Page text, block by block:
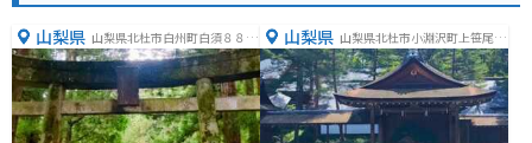
山梨県 山梨県北杜市白州町白須８８８
４−１
山梨県 山梨県北杜市小淵沢町上笹尾３
４０１